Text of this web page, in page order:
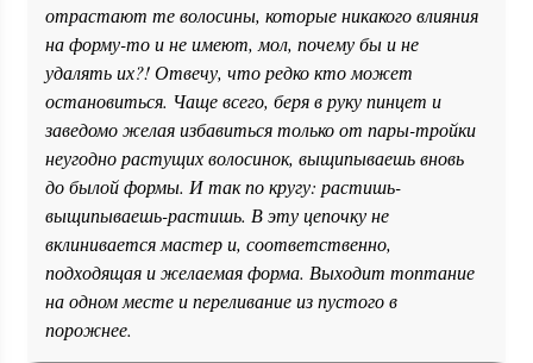
отрастают те волосины, которые никакого влияния
на форму-то и не имеют, мол, почему бы и не
удалять их?! Отвечу, что редко кто может
остановиться. Чаще всего, беря в руку пинцет и
заведомо желая избавиться только от пары-тройки
неугодно растущих волосинок, выщипываешь вновь
до былой формы. И так по кругу: растишь-
выщипываешь-растишь. В эту цепочку не
вклинивается мастер и, соответственно,
подходящая и желаемая форма. Выходит топтание
на одном месте и переливание из пустого в
порожнее.